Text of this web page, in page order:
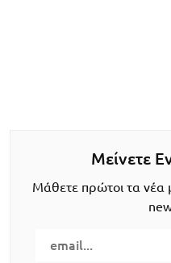
Μείνετε
Μάθετε πρώτοι τα νέα